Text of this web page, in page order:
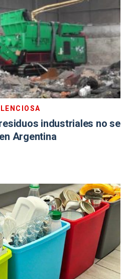
industriales no se
Argentina